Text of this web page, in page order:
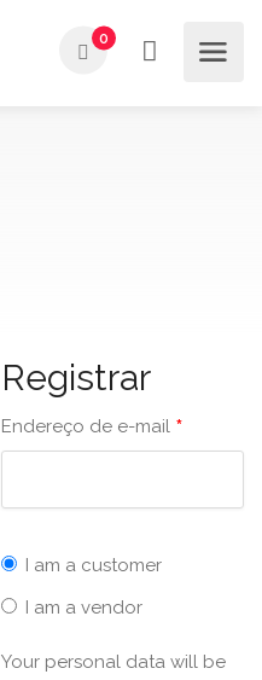
0
Registrar
Endereço de e-mail *
I am a customer
I am a vendor
Your personal data will be